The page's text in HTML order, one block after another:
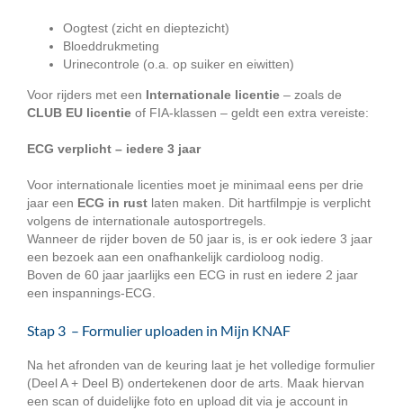
Oogtest (zicht en dieptezicht)
Bloeddrukmeting
Urinecontrole (o.a. op suiker en eiwitten)
Voor rijders met een Internationale licentie– zoals de
CLUB EU licentieof FIA-klassen – geldt een extra vereiste:
ECG verplicht – iedere 3 jaar
Voor internationale licenties moet je minimaal eens per drie
jaar een ECG in rustlaten maken. Dit hartfilmpje is verplicht
volgens de internationale autosportregels.
Wanneer de rijder boven de 50 jaar is, is er ook iedere 3 jaar
een bezoek aan een onafhankelijk cardioloog nodig.
Boven de 60 jaar jaarlijks een ECG in rust en iedere 2 jaar
een inspannings-ECG.
Stap 3 – Formulier uploaden in Mijn KNAF
Na het afronden van de keuring laat je het volledige formulier
(Deel A + Deel B) ondertekenen door de arts. Maak hiervan
een scan of duidelijke foto en upload dit via je account in